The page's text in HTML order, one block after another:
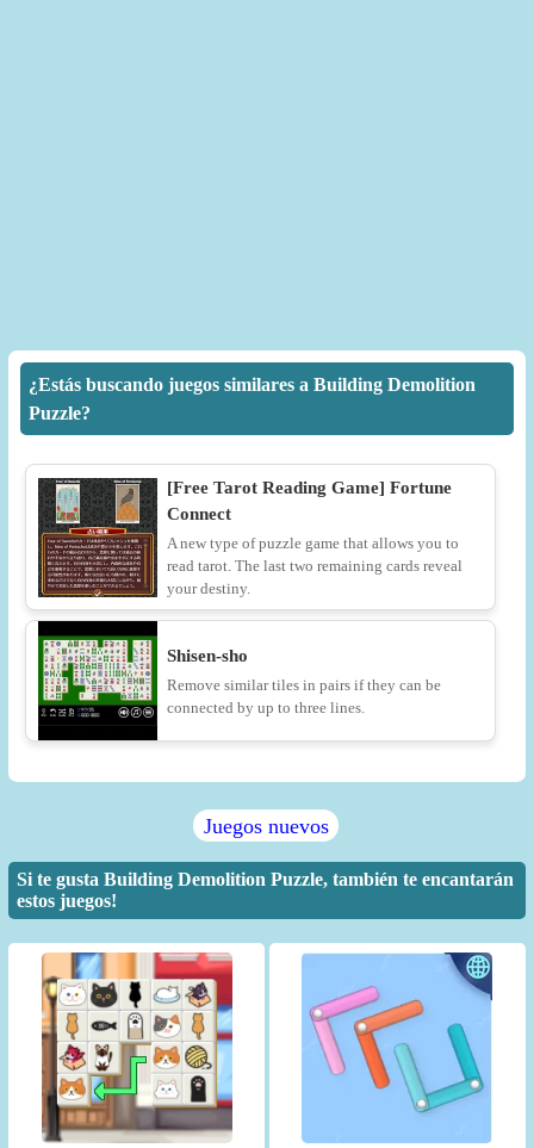
¿Estás buscando juegos similares a Building Demolition
Puzzle?
[Free Tarot Reading Game] Fortune
Connect
A new type of puzzle game that allows you to
read tarot. The last two remaining cards reveal
your destiny.
Shisen-sho
Remove similar tiles in pairs if they can be
connected by up to three lines.
Juegos nuevos
Si te gusta Building Demolition Puzzle, también te encantarán
estos juegos!